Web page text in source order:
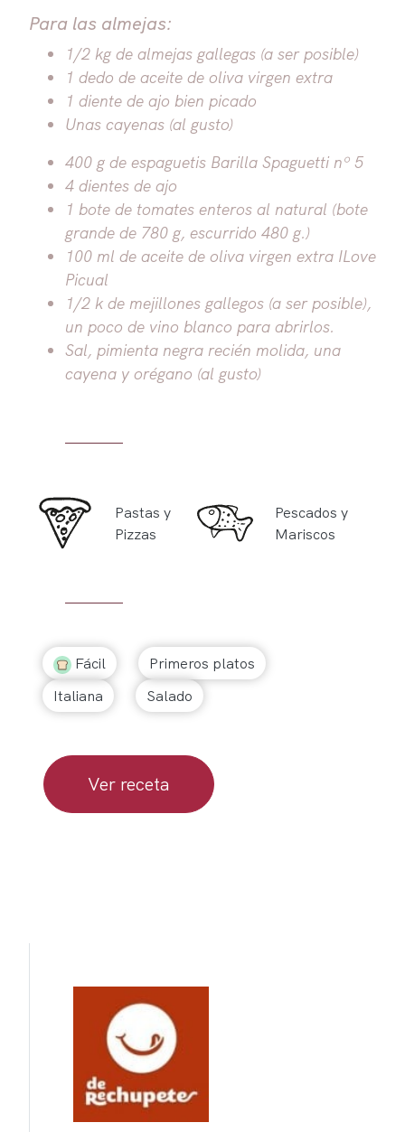
Para las almejas:
1/2 kg de almejas gallegas (a ser posible)
1 dedo de aceite de oliva virgen extra
1 diente de ajo bien picado
Unas cayenas (al gusto)
400 g de espaguetis Barilla Spaguetti nº 5
4 dientes de ajo
1 bote de tomates enteros al natural (bote
grande de 780 g, escurrido 480 g.)
100 ml de aceite de oliva virgen extra ILove
Picual
1/2 k de mejillones gallegos (a ser posible),
un poco de vino blanco para abrirlos.
Sal, pimienta negra recién molida, una
cayena y orégano (al gusto)
Pastas y
Pizzas
Pescados y
Mariscos
Fácil
Primeros platos
Italiana
Salado
Ver receta